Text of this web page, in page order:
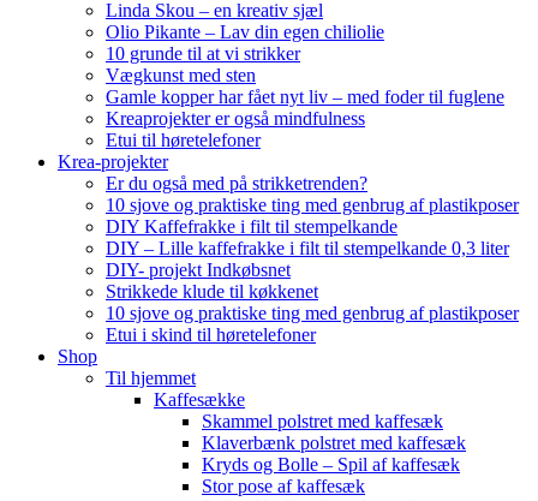
Linda Skou – en kreativ sjæl
Olio Pikante – Lav din egen chiliolie
10 grunde til at vi strikker
Vægkunst med sten
Gamle kopper har fået nyt liv – med foder til fuglene
Kreaprojekter er også mindfulness
Etui til høretelefoner
Krea-projekter
Er du også med på strikketrenden?
10 sjove og praktiske ting med genbrug af plastikposer
DIY Kaffefrakke i filt til stempelkande
DIY – Lille kaffefrakke i filt til stempelkande 0,3 liter
DIY- projekt Indkøbsnet
Strikkede klude til køkkenet
10 sjove og praktiske ting med genbrug af plastikposer
Etui i skind til høretelefoner
Shop
Til hjemmet
Kaffesække
Skammel polstret med kaffesæk
Klaverbænk polstret med kaffesæk
Kryds og Bolle – Spil af kaffesæk
Stor pose af kaffesæk